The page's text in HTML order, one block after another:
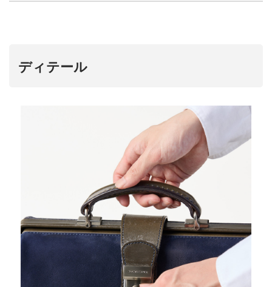
ディテール